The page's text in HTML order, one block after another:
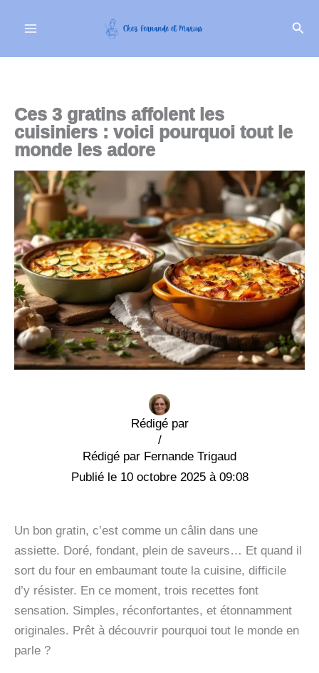
Ces 3 gratins affolent les
cuisiniers : voici pourquoi tout le
monde les adore
Rédigé par
Fernande Trigaud
/
10 octobre 2025 à 09:08
Un bon gratin, c’est comme un câlin dans une
assiette. Doré, fondant, plein de saveurs… Et quand il
sort du four en embaumant toute la cuisine, difficile
d’y résister. En ce moment, trois recettes font
sensation. Simples, réconfortantes, et étonnamment
originales. Prêt à découvrir pourquoi tout le monde en
parle ?